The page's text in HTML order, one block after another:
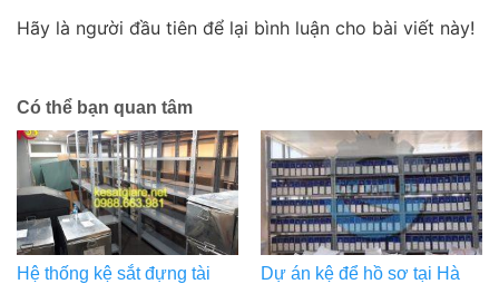
Hãy là người đầu tiên để lại bình luận cho bài viết này!
Có thể bạn quan tâm
Hệ thống kệ sắt đựng tài
Dự án kệ để hồ sơ tại Hà